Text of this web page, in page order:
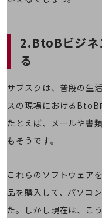
データ通信製品
ドコモケータイ
通信モジュール製品
衛星携帯電話
IOT完了済みメーカーブラ
ドコモBiz データ無制限
ケータイプラン
2.BtoBビジネ
る
サブスクは、普段の生
スの現場におけるBtoB
たとえば、メールや書
もそうです。
これらのソフトウェア
品を購入して、パソコ
た。しかし現在は、こ